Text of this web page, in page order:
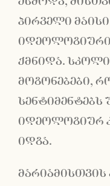
პირველი
იდეოლოგიური
ქმნიდა.
მოგონებები,
სენტიმენტებს
იდეოლოგიურ
იდგა.
მარიამისთვის